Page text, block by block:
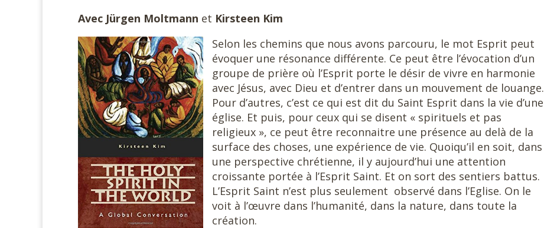
Avec Jürgen Moltmann et Kirsteen Kim
Selon les chemins que nous avons parcouru, le mot Esprit peut
évoquer une résonance différente. Ce peut être l’évocation d’un
groupe de prière où l’Esprit porte le désir de vivre en harmonie
avec Jésus, avec Dieu et d’entrer dans un mouvement de louange.
Pour d’autres, c’est ce qui est dit du Saint Esprit dans la vie d’une
église. Et puis, pour ceux qui se disent « spirituels et pas
religieux », ce peut être reconnaitre une présence au delà de la
surface des choses, une expérience de vie. Quoiqu’il en soit, dans
une perspective chrétienne, il y aujourd’hui une attention
croissante portée à l’Esprit Saint. Et on sort des sentiers battus.
L’Esprit Saint n’est plus seulement observé dans l’Eglise. On le
voit à l’œuvre dans l’humanité, dans la nature, dans toute la
création.